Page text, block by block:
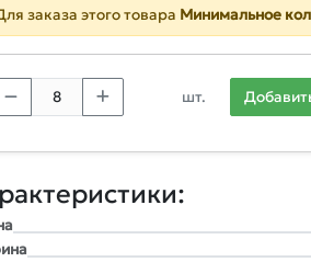
заказа этого товара Минимальное
шт.